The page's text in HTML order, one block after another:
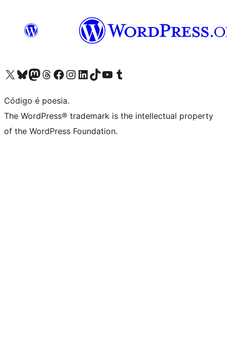
Acessar nossa conta do X (antigo Twitter)
Acessar nossa conta do Bluesky
Acessar nossa conta do Mastodon
Acessar nossa conta do Threads
Acessar nossa página do Facebook
Acessar nossa conta do Instagram
Acessar nossa conta do LinkedIn
Acessar nossa conta do TikTok
Acessar nosso canal do YouTube
Acessar nossa conta no Tumblr
Código é poesia.
The WordPress® trademark is the intellectual property
of the WordPress Foundation.